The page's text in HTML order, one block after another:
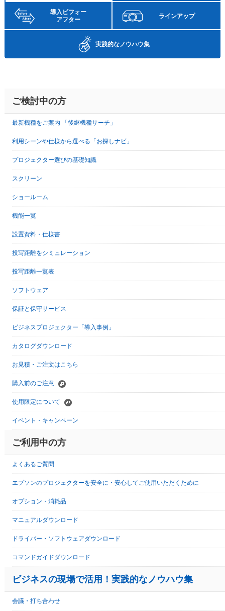
導入ビフォー
アフター
ラインアップ
実践的な ノウハウ集
ご検討中の方
最新機種をご案内 「後継機種サーチ」
利用シーンや仕様から選べる「お探しナビ」
プロジェクター選びの基礎知識
スクリーン
ショールーム
機能一覧
設置資料・仕様書
投写距離をシミュレーション
投写距離一覧表
ソフトウェア
保証と保守サービス
ビジネスプロジェクター「導入事例」
カタログダウンロード
お見積・ご注文はこちら
購入前のご注意
使用限定について
イベント・キャンペーン
ご利用中の方
よくあるご質問
エプソンのプロジェクターを安全に・安心してご使用いただくために
オプション・消耗品
マニュアルダウンロード
ドライバー・ソフトウェアダウンロード
コマンドガイドダウンロード
ビジネスの現場で活用！実践的なノウハウ集
会議・打ち合わせ